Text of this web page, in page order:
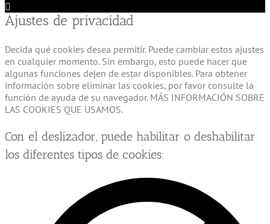
Cookie
Box
de
Cookie
Ajustes de privacidad
Decida qué cookies desea permitir. Puede cambiar estos ajustes
en cualquier momento. Sin embargo, esto puede hacer que
algunas funciones dejen de estar disponibles. Para obtener
información sobre eliminar las cookies, por favor consulte la
función de ayuda de su navegador. MÁS INFORMACIÓN SOBRE
LAS COOKIES QUE USAMOS.
Con el deslizador, puede habilitar o deshabilitar
los diferentes tipos de cookies: